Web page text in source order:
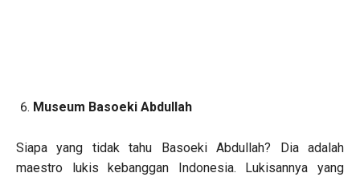
Museum Basoeki Abdullah
Siapa yang tidak tahu Basoeki Abdullah? Dia adalah
maestro lukis kebanggan Indonesia. Lukisannya yang